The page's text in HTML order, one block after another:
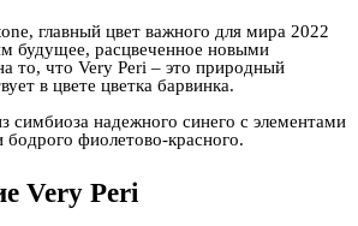
главный цвет важного для мира 2022
будущее, расцвеченное новыми
то, что Very Peri – это природный
в цвете цветка барвинка.
симбиоза надежного синего с элементами
бодрого фиолетово-красного.
Very Peri